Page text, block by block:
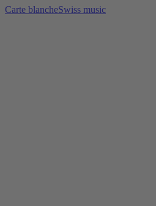
Carte blancheSwiss music